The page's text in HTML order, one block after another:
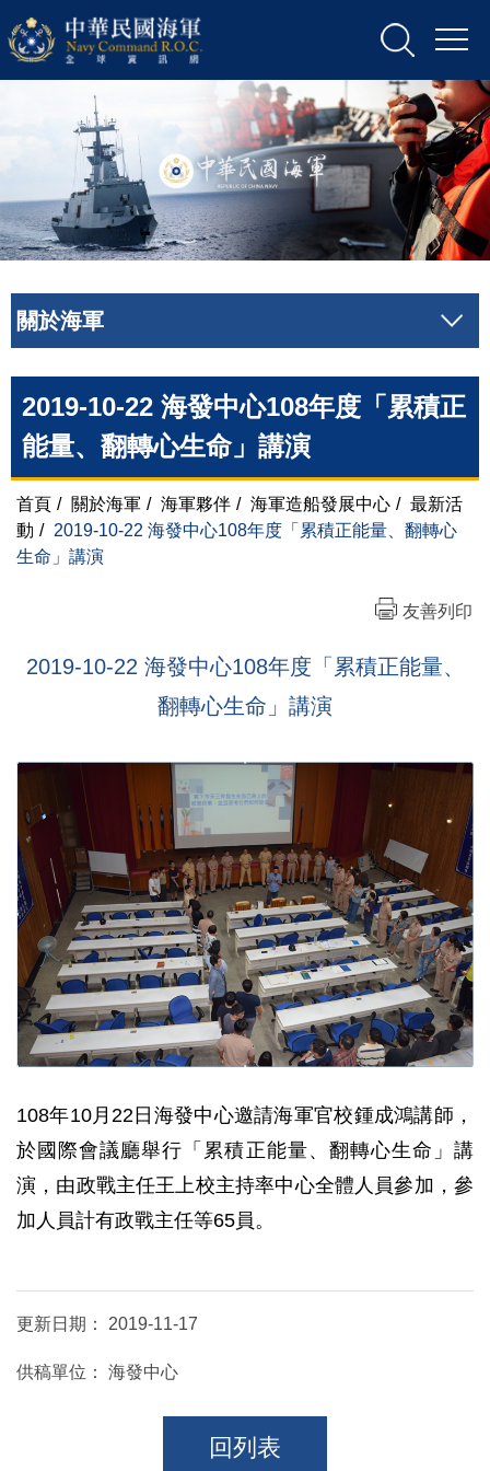
關於海軍
2019-10-22 海發中心108年度「累積正
能量、翻轉心生命」講演
首頁 / 關於海軍 / 海軍夥伴 / 海軍造船發展中心 / 最新活
動 / 2019-10-22 海發中心108年度「累積正能量、翻轉心
生命」講演
友善列印
2019-10-22 海發中心108年度「累積正能量、
翻轉心生命」講演
108年10月22日海發中心邀請海軍官校鍾成鴻講師，
於國際會議廳舉行「累積正能量、翻轉心生命」講
演，由政戰主任王上校主持率中心全體人員參加，參
加人員計有政戰主任等65員。
更新日期： 2019-11-17
供稿單位： 海發中心
回列表